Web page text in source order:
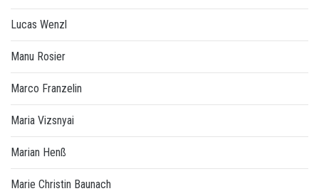
Lucas Wenzl
Manu Rosier
Marco Franzelin
Maria Vizsnyai
Marian Henß
Marie Christin Baunach